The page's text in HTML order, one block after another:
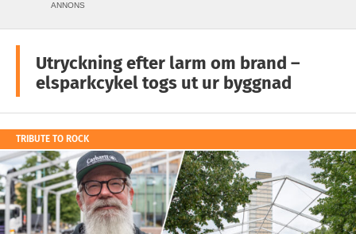
ANNONS
Utryckning efter larm om brand –
elsparkcykel togs ut ur byggnad
TRIBUTE TO ROCK